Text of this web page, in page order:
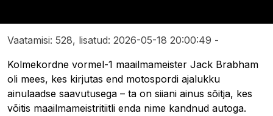
Vaatamisi: 528, lisatud: 2026-05-18 20:00:49 -
Kolmekordne vormel-1 maailmameister Jack Brabham
oli mees, kes kirjutas end motospordi ajalukku
ainulaadse saavutusega – ta on siiani ainus sõitja, kes
võitis maailmameistritiitli enda nime kandnud autoga.